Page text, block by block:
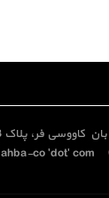
کاووسی فر، پلاک 23